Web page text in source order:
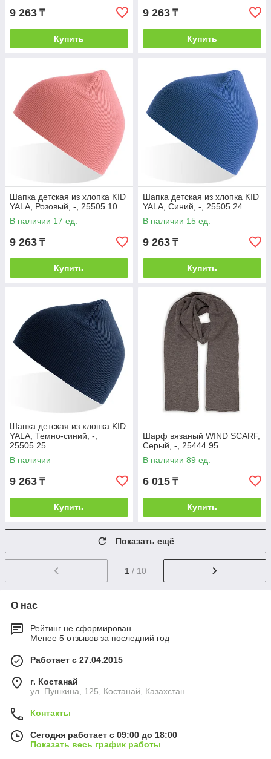
9 263 ₸
Купить
9 263 ₸
Купить
Шапка детская из хлопка KID
YALA, Розовый, -, 25505.10
В наличии 17 ед.
9 263 ₸
Купить
Шапка детская из хлопка KID
YALA, Синий, -, 25505.24
В наличии 15 ед.
9 263 ₸
Купить
Шапка детская из хлопка KID
YALA, Темно-синий, -,
25505.25
В наличии
9 263 ₸
Купить
Шарф вязаный WIND SCARF,
Серый, -, 25444.95
В наличии 89 ед.
6 015 ₸
Купить
Показать ещё
1 / 10
О нас
Рейтинг не сформирован
Менее 5 отзывов за последний год
Работает с 27.04.2015
г. Костанай
ул. Пушкина, 125, Костанай, Казахстан
Контакты
Сегодня работает с 09:00 до 18:00
Показать весь график работы